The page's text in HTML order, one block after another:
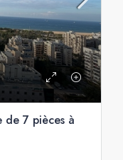
de 7 pièces à